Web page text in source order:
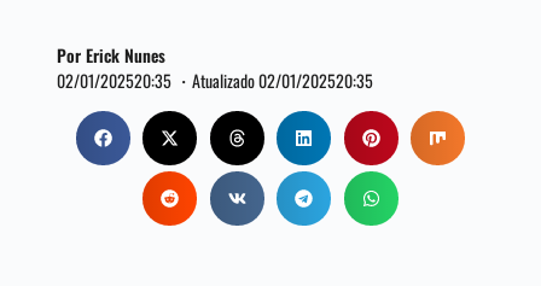
Por Erick Nunes
02/01/202520:35 ・ Atualizado 02/01/202520:35